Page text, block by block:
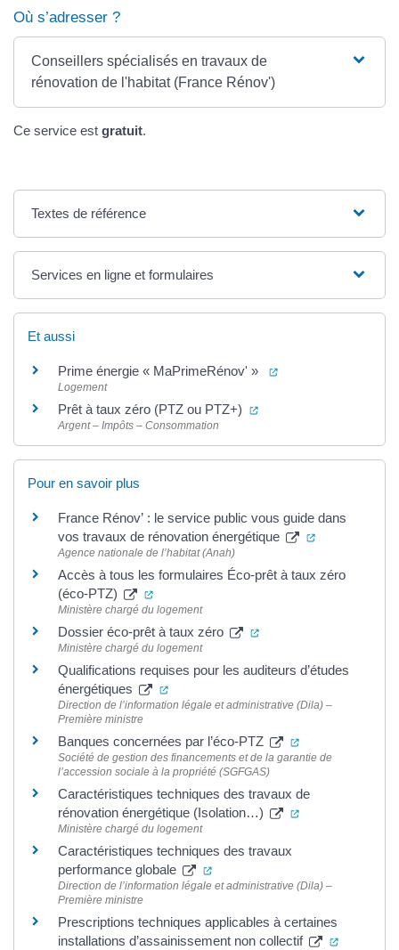
Où s’adresser ?
Conseillers spécialisés en travaux de
rénovation de l'habitat (France Rénov')
Ce service est gratuit.
Textes de référence
Services en ligne et formulaires
Et aussi
Prime énergie « MaPrimeRénov' » (ouverture dans un
Logement
Prêt à taux zéro (PTZ ou PTZ+) (ouverture dans un
Argent – Impôts – Consommation
Pour en savoir plus
France Rénov’ : le service public vous guide dans
vos travaux de rénovation énergétique
(ouverture
Agence nationale de l’habitat (Anah)
Accès à tous les formulaires Éco-prêt à taux zéro
(éco-PTZ)
(ouverture dans un nouvel onglet)
Ministère chargé du logement
Dossier éco-prêt à taux zéro (ouverture dans un
Ministère chargé du logement
Qualifications requises pour les auditeurs d’études
énergétiques
(ouverture dans un nouvel onglet)
Direction de l’information légale et administrative (Dila) –
Première ministre
Banques concernées par l’éco-PTZ (ouverture dans
Société de gestion des financements et de la garantie de
l’accession sociale à la propriété (SGFGAS)
Caractéristiques techniques des travaux de
rénovation énergétique (Isolation…)
(ouverture dans
Ministère chargé du logement
Caractéristiques techniques des travaux
performance globale
(ouverture dans un nouvel
Direction de l’information légale et administrative (Dila) –
Première ministre
Prescriptions techniques applicables à certaines
installations d’assainissement non collectif